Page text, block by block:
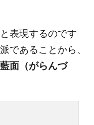
表現するのです
であることから、
面（がらんづ